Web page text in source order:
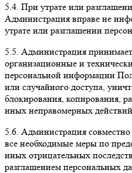
5.4. При утрате или
Администрация вправе не
утрате или разглашении
5.5. Администрация
организационные и
персональной информации
или случайного доступа,
блокирования, копирования,
иных неправомерных
5.6. Администрация
все необходимые меры по
иных отрицательных
разглашением персональных